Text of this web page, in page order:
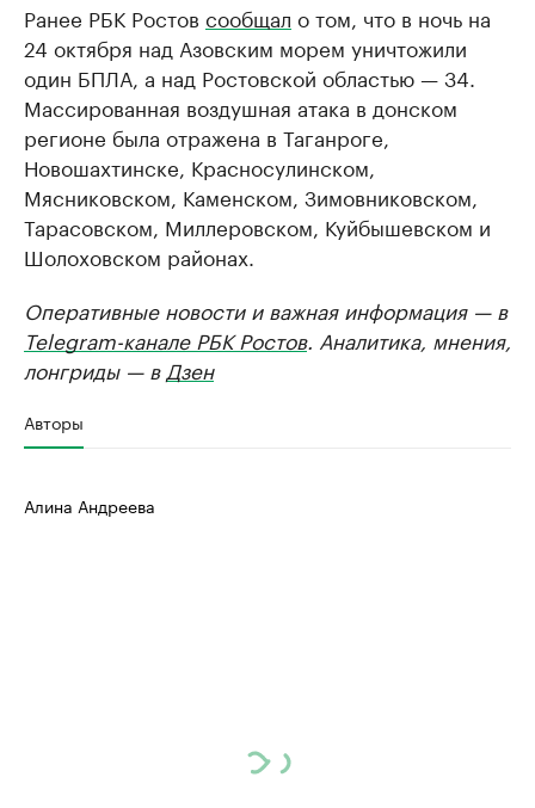
Ранее РБК Ростов сообщал о том, что в ночь на
24 октября над Азовским морем уничтожили
один БПЛА, а над Ростовской областью — 34.
Массированная воздушная атака в донском
регионе была отражена в Таганроге,
Новошахтинске, Красносулинском,
Мясниковском, Каменском, Зимовниковском,
Тарасовском, Миллеровском, Куйбышевском и
Шолоховском районах.
Оперативные новости и важная информация — в
Telegram-канале РБК Ростов. Аналитика, мнения,
лонгриды — в Дзен
Авторы
Алина Андреева